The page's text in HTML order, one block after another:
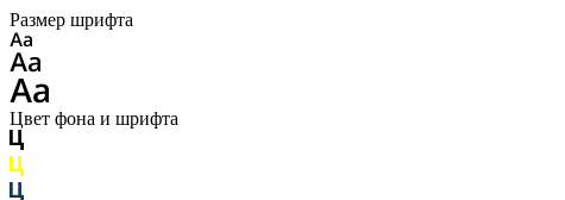
Размер шрифта
Цвет фона и шрифта